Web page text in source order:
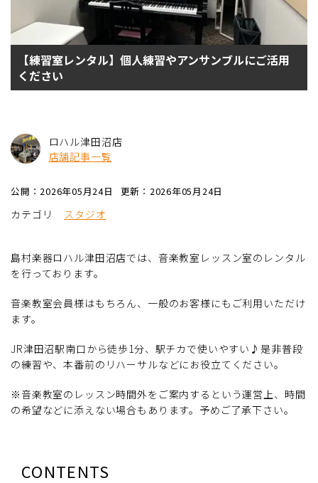
【練習室レンタル】個人練習やアンサンブルにご活用
ください
ロハル津田沼店
店舗記事一覧
公開：2026年05月24日 更新：2026年05月24日
カテゴリ スタジオ
島村楽器ロハル津田沼店では、音楽教室レッスン室のレンタル
を行っております。
音楽教室会員様はもちろん、一般のお客様にもご利用いただけ
ます。
JR津田沼駅南口から徒歩1分、駅チカで使いやすい♪是非普段
の練習や、本番前のリハーサルなどにお役立てください。
※音楽教室のレッスン時間外をご案内するという運営上、時間
の希望などに添えない場合もあります。予めご了承下さい。
CONTENTS